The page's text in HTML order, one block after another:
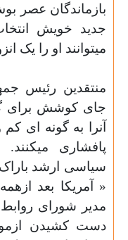
بازماندگان عصر
جدید خویش
میتوانند او را یک
منتقدین رئیس
جای کوشش برای
آنرا به گونه ای
پافشاری
سیاسی ارشد باراک
« آمریکا بعد
مدیر شورای
دست کشیدن